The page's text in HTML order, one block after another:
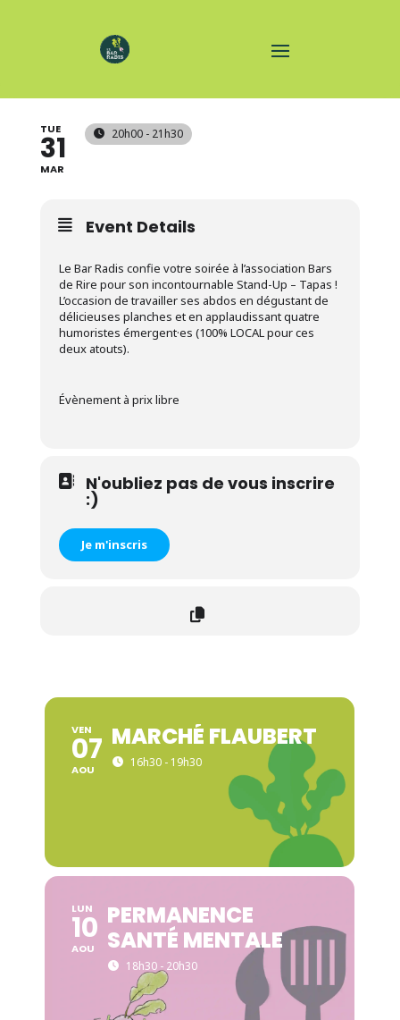
TUE
31
MAR
20h00 - 21h30
Event Details
Le Bar Radis confie votre soirée à l’association Bars
de Rire pour son incontournable Stand-Up – Tapas !
L’occasion de travailler ses abdos en dégustant de
délicieuses planches et en applaudissant quatre
humoristes émergent·es (100% LOCAL pour ces
deux atouts).
Évènement à prix libre
N'oubliez pas de vous inscrire
:)
Je m'inscris
VEN
07
AOU
MARCHÉ FLAUBERT
16h30 - 19h30
LUN
10
AOU
PERMANENCE
SANTÉ MENTALE
18h30 - 20h30